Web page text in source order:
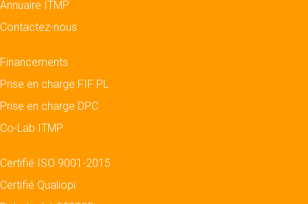
Annuaire ITMP
Contactez-nous
Financements
Prise en charge FIF PL
Prise en charge DPC
Co-Lab ITMP
Certifié ISO 9001-2015
Certifié Qualiopi